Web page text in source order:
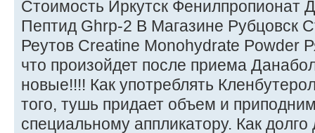
Стоимость Иркутск Фенилпропионат
Пептид Ghrp-2 В Магазине Рубцовск
Реутов Creatine Monohydrate Powder
что произойдет после приема
новые!!!! Как употреблять
того, тушь придает объем и
специальному аппликатору. Как